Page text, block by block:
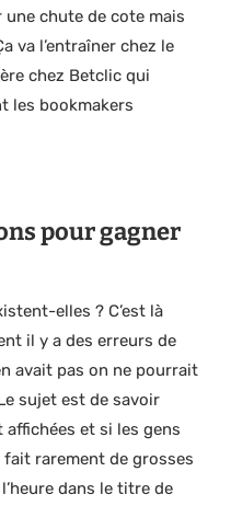
chute de cote mais
va l’entraîner chez le
chez Betclic qui
les bookmakers
pour gagner
elles ? C’est là
il y a des erreurs de
avait pas on ne pourrait
sujet est de savoir
et si les gens
rarement de grosses
dans le titre de